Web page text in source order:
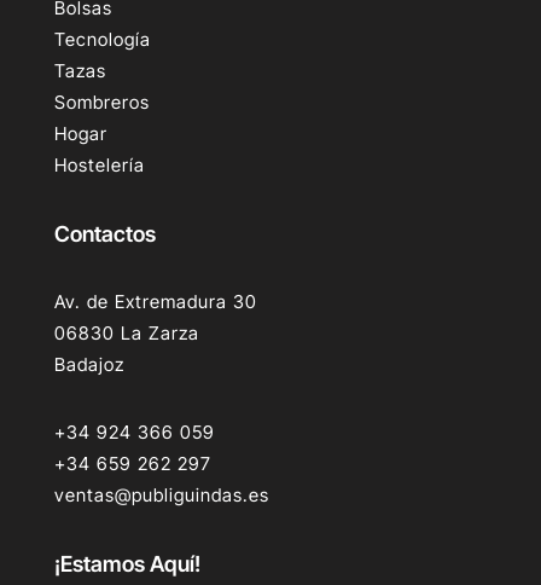
Bolsas
Tecnología
Tazas
Sombreros
Hogar
Hostelería
Contactos
Av. de Extremadura 30
06830 La Zarza
Badajoz
+34 924 366 059
+34 659 262 297
ventas@publiguindas.es
¡Estamos Aquí!